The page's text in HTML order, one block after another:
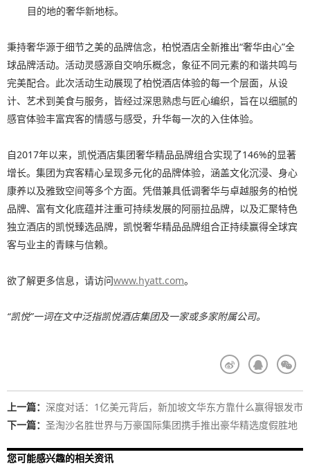
目的地的奢华新地标。
秉持奢华源于细节之美的品牌信念，柏悦酒店全新推出“奢华由心”全
球品牌活动。活动灵感源自交响乐概念，象征不同元素的和谐共鸣与
完美配合。此次活动生动展现了柏悦酒店体验的每一个层面，从设
计、艺术到美食与服务，皆经过深思熟虑与匠心编织，旨在以细腻的
感官体验丰富宾客的情感与感受，升华每一次的入住体验。
自2017年以来，凯悦酒店集团奢华精品品牌组合实现了146%的显著
增长。集团为宾客精心呈现多元化的品牌体验，涵盖文化沉浸、身心
康养以及雅致空间等多个方面。凭借兼具低调奢华与卓越服务的柏悦
品牌、富有文化底蕴并注重可持续发展的阿丽拉品牌，以及汇聚特色
独立酒店的凯悦臻选品牌，凯悦奢华精品品牌组合正持续赢得全球宾
客与业主的青睐与信赖。
欲了解更多信息，请访问www.hyatt.com。
“凯悦”一词在文中泛指凯悦酒店集团及一家或多家附属公司。
上一篇： 深度对话：1亿美元背后，新加坡文华东方靠什么赢得银发市
场？
下一篇： 圣淘沙名胜世界与万豪国际集团携手推出豪华精选度假胜地
您可能感兴趣的相关资讯